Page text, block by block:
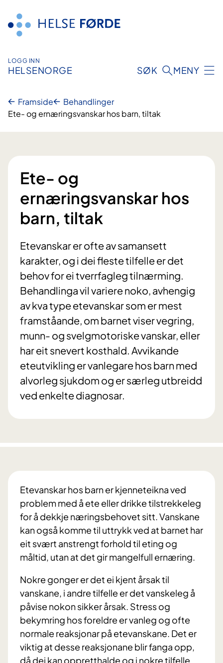
innhald
LOGG INN
HELSENORGE SØK MENY
Framside
Behandlinger
Ete- og ernæringsvanskar hos barn, tiltak
Ete- og
ernæringsvanskar hos
barn, tiltak
Etevanskar er ofte av samansett
karakter, og i dei fleste tilfelle er det
behov for ei tverrfagleg tilnærming.
Behandlinga vil variere noko, avhengig
av kva type etevanskar som er mest
framståande, om barnet viser vegring,
munn- og svelgmotoriske vanskar, eller
har eit snevert kosthald. Avvikande
eteutvikling er vanlegare hos barn med
alvorleg sjukdom og er særleg utbreidd
ved enkelte diagnosar.
Etevanskar hos barn er kjenneteikna ved
problem med å ete eller drikke tilstrekkeleg
for å dekkje næringsbehovet sitt. Vanskane
kan også komme til uttrykk ved at barnet har
eit svært anstrengt forhold til eting og
måltid, utan at det gir mangelfull ernæring.
Nokre gonger er det ei kjent årsak til
vanskane, i andre tilfelle er det vanskeleg å
påvise nokon sikker årsak. Stress og
bekymring hos foreldre er vanleg og ofte
normale reaksjonar på etevanskane. Det er
viktig at desse reaksjonane blir fanga opp,
då dei kan oppretthalde og i nokre tilfelle